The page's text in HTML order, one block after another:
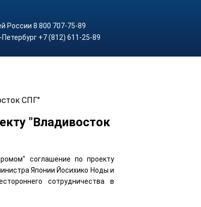
России 8 800 707-75-89
+7 (812) 611-25-89
СПГ"
"Владивосток
соглашение по проекту
Японии Йосихико Ноды и
сотрудничества в